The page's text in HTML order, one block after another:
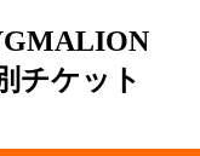
チケット